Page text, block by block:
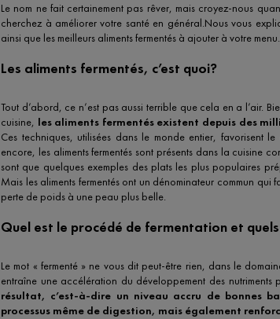
Le nom ne fait certainement pas rêver, mais croyez-nous
cherchez à améliorer votre santé en général.Nous vous
ainsi que les meilleurs aliments fermentés à ajouter à votre menu.
Les aliments fermentés, c’est quoi?
Tout d’abord, ce n’est pas aussi terrible que cela en a l’air.
cuisine, les aliments fermentés existent depuis des
Ces techniques, utilisées dans le monde entier, favorisent
encore, les aliments fermentés sont présents dans la cuisine
sont que quelques exemples des plats les plus populaires
Mais les aliments fermentés ont un dénominateur commun
perte de poids à une peau plus belle.
Quel est le procédé de fermentation et
Le mot « fermenté » ne vous dit peut-être rien, dans le
entraîne une accélération du développement des
résultat, c’est-à-dire un niveau accru de bonnes
processus même de digestion, mais également